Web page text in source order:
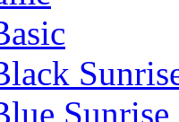
Sunrise